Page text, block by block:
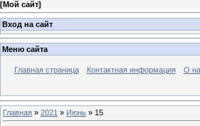
[Мой сайт]
Вход на сайт
Меню сайта
Главная страница Контактная информация О
Главная » 2021 » Июнь » 15